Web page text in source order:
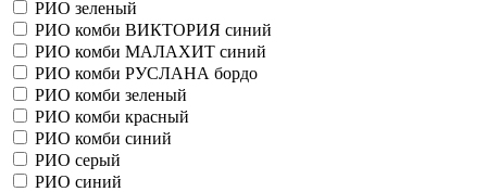
РИО зеленый
РИО комби ВИКТОРИЯ синий
РИО комби МАЛАХИТ синий
РИО комби РУСЛАНА бордо
РИО комби зеленый
РИО комби красный
РИО комби синий
РИО серый
РИО синий